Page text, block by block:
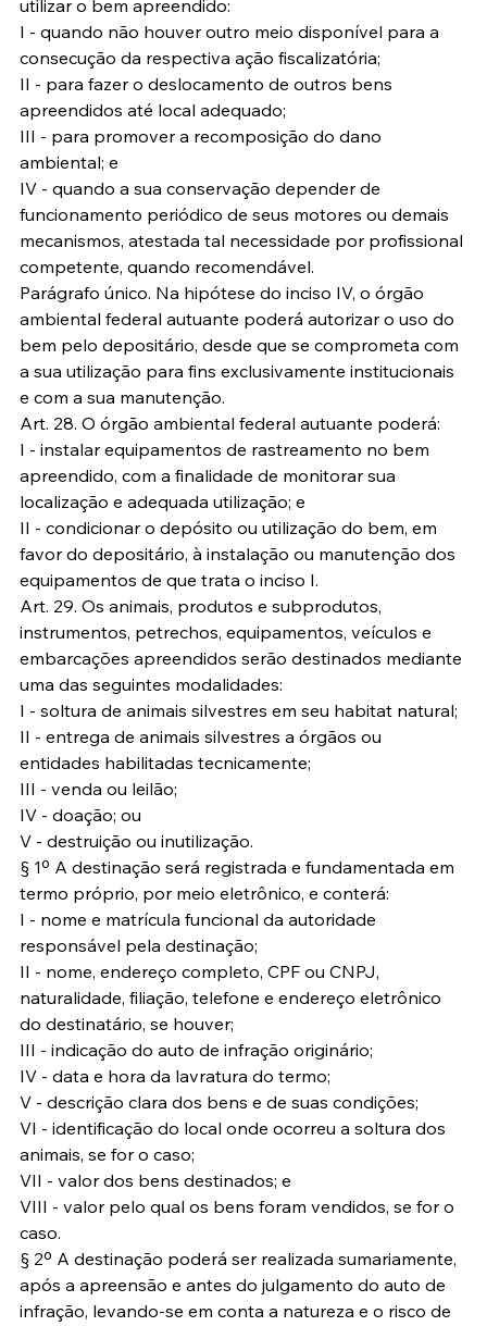
utilizar o bem apreendido:
I - quando não houver outro meio disponível para a
consecução da respectiva ação fiscalizatória;
II - para fazer o deslocamento de outros bens
apreendidos até local adequado;
III - para promover a recomposição do dano
ambiental; e
IV - quando a sua conservação depender de
funcionamento periódico de seus motores ou demais
mecanismos, atestada tal necessidade por profissional
competente, quando recomendável.
Parágrafo único. Na hipótese do inciso IV, o órgão
ambiental federal autuante poderá autorizar o uso do
bem pelo depositário, desde que se comprometa com
a sua utilização para fins exclusivamente institucionais
e com a sua manutenção.
Art. 28. O órgão ambiental federal autuante poderá:
I - instalar equipamentos de rastreamento no bem
apreendido, com a finalidade de monitorar sua
localização e adequada utilização; e
II - condicionar o depósito ou utilização do bem, em
favor do depositário, à instalação ou manutenção dos
equipamentos de que trata o inciso I.
Art. 29. Os animais, produtos e subprodutos,
instrumentos, petrechos, equipamentos, veículos e
embarcações apreendidos serão destinados mediante
uma das seguintes modalidades:
I - soltura de animais silvestres em seu habitat natural;
II - entrega de animais silvestres a órgãos ou
entidades habilitadas tecnicamente;
III - venda ou leilão;
IV - doação; ou
V - destruição ou inutilização.
§ 1º A destinação será registrada e fundamentada em
termo próprio, por meio eletrônico, e conterá:
I - nome e matrícula funcional da autoridade
responsável pela destinação;
II - nome, endereço completo, CPF ou CNPJ,
naturalidade, filiação, telefone e endereço eletrônico
do destinatário, se houver;
III - indicação do auto de infração originário;
IV - data e hora da lavratura do termo;
V - descrição clara dos bens e de suas condições;
VI - identificação do local onde ocorreu a soltura dos
animais, se for o caso;
VII - valor dos bens destinados; e
VIII - valor pelo qual os bens foram vendidos, se for o
caso.
§ 2º A destinação poderá ser realizada sumariamente,
após a apreensão e antes do julgamento do auto de
infração, levando-se em conta a natureza e o risco de